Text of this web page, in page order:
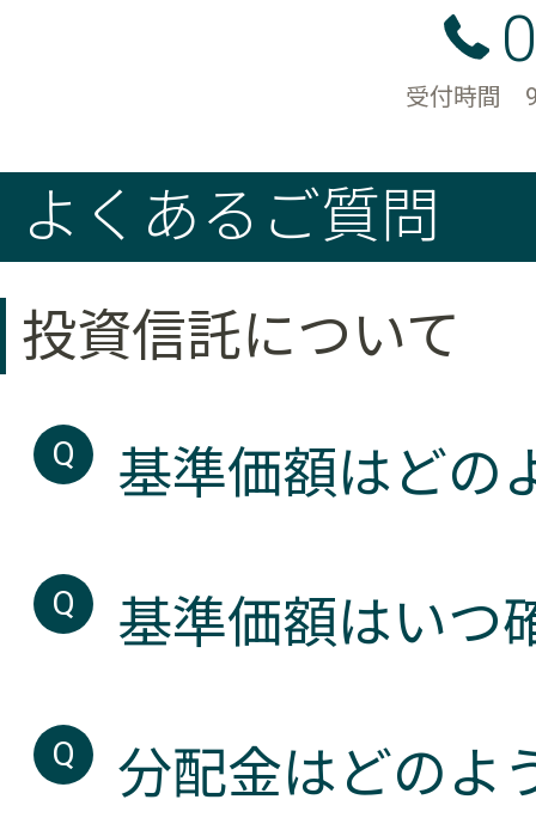
受付時間
よくあるご質問
投資信託について
基準価額はどの
基準価額はいつ
分配金はどのよ